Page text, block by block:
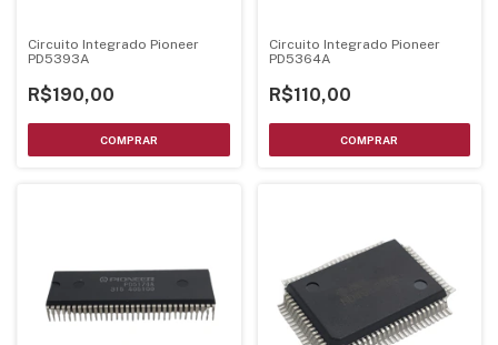
Circuito Integrado Pioneer
PD5393A
R$190,00
Circuito Integrado Pioneer
PD5364A
R$110,00